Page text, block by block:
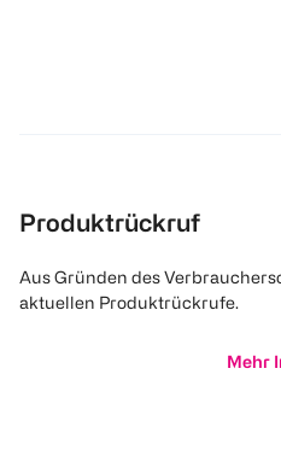
Produktrückruf
Aus Gründen des
aktuellen Produktrückrufe.
Mehr